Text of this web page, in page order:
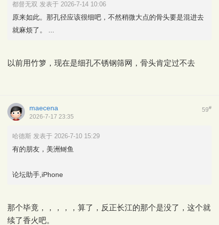
都督无双 发表于 2026-7-14 10:06
原来如此。那孔径应该很细吧，不然稍微大点的骨头要是混进去
就麻烦了。 ...
以前用竹箩，现在是细孔不锈钢筛网，骨头肯定过不去
59#
maecena
2026-7-17 23:35
哈德斯 发表于 2026-7-10 15:29
有的朋友，美洲鲥鱼
论坛助手,iPhone
那个毕竟，，，，，算了，反正长江的那个是没了，这个就
续了香火吧。